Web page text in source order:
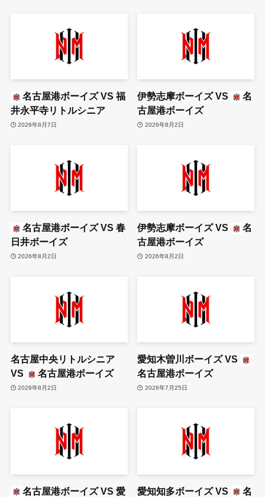
名古屋港ボーイズVS 福
井永平寺リトルシニア
2026年8月7日
伊勢志摩ボーイズVS
名
古屋港ボーイズ
2026年8月2日
名古屋港ボーイズVS 春
日井ボーイズ
2026年8月2日
伊勢志摩ボーイズVS
名
古屋港ボーイズ
2026年8月2日
名古屋中央リトルシニア
VS
名古屋港ボーイズ
2026年8月2日
愛知木曽川ボーイズVS
名古屋港ボーイズ
2026年7月25日
名古屋港ボーイズVS 愛
愛知知多ボーイズVS
名